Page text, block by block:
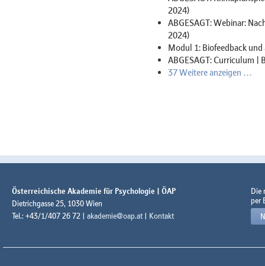
2024)
ABGESAGT: Webinar:
2024)
Modul 1: Biofeedback
ABGESAGT: Curriculum |
37 Weitere anzeigen …
Österreichische Akademie für Psychologie | ÖAP
Dietrichgasse 25, 1030 Wien
Tel.: +43/1/407 26 72 | akademie@oap.at | Kontakt
Die
per